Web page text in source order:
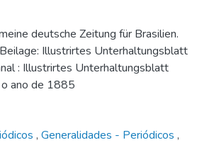
deutsche Zeitung für Brasilien.
Illustrirtes Unterhaltungsblatt
: Illustrirtes Unterhaltungsblatt
ano de 1885
, Generalidades - Periódicos ,